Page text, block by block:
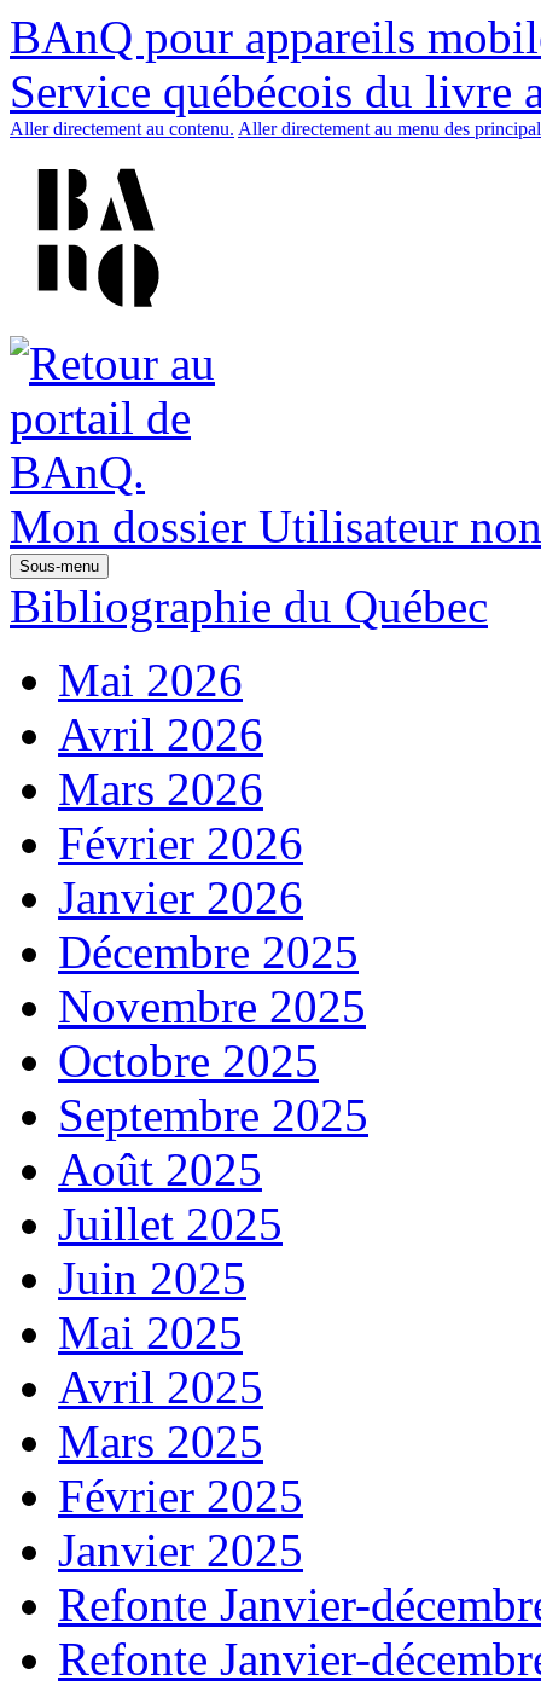
BAnQ pour appareils
Service québécois du livre
Aller directement au contenu. Aller directement au menu des
Mon dossier Utilisateur
Sous-menu
Bibliographie du Québec
Mai 2026
Avril 2026
Mars 2026
Février 2026
Janvier 2026
Décembre 2025
Novembre 2025
Octobre 2025
Septembre 2025
Août 2025
Juillet 2025
Juin 2025
Mai 2025
Avril 2025
Mars 2025
Février 2025
Janvier 2025
Refonte Janvier-
Refonte Janvier-